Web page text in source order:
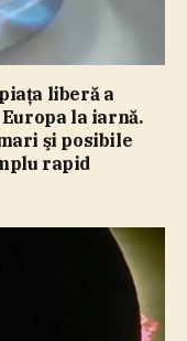
liberă a
la iarnă.
şi posibile
rapid